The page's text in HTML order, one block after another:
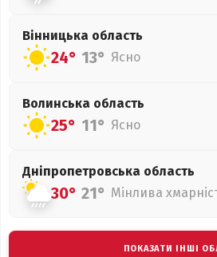
Вінницька область
24° 13° Ясно
Волинська область
25° 11° Ясно
Дніпропетровська область
30° 21° Мінлива
ПОКАЗАТИ ІНШІ